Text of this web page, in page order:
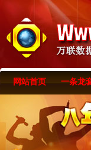
网站首页 一条龙